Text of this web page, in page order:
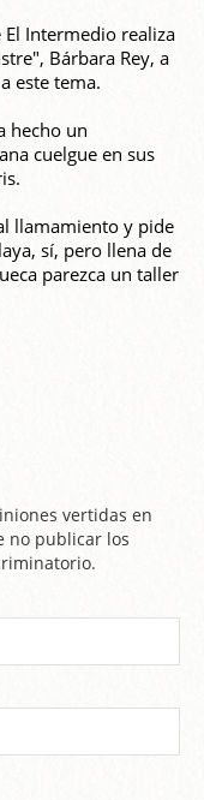
Intermedio realiza
Bárbara Rey, a
este tema.
hecho un
cuelgue en sus
llamamiento y pide
sí, pero llena de
parezca un taller
vertidas en
no publicar los